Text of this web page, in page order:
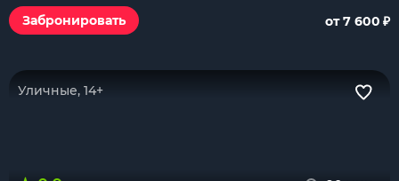
Забронировать
от 7 600 ₽
Уличные, 14+